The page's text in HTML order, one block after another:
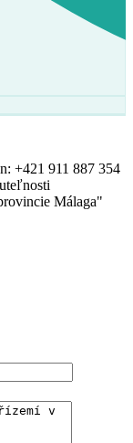
+421 911 887 354
Málaga"